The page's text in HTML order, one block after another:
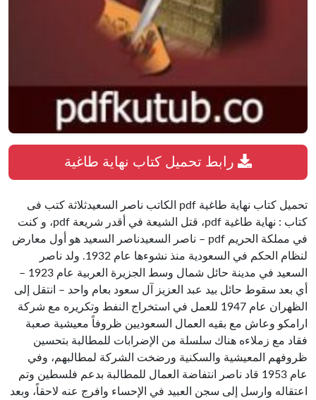
تحميل كتاب نهاية طاغية pdf الكاتب ناصر السعيدثلاثة كتب فى
كتاب : نهاية طاغية pdf، قتل الشيعة في أقدر شريعة pdf، و كنت
في مملكة الحريم pdf – ناصر السعيدناصر السعيد هو أول معارض
لنظام الحكم في السعودية منذ نشوءها عام 1932. ولد ناصر
السعيد في مدينة حائل شمال وسط الجزيرة العربية عام 1923 –
أي بعد سقوط حائل بيد عبد العزيز آل سعود بعام واحد – انتقل إلى
الظهران عام 1947 للعمل في استخراج النفط وتكريره مع شركة
ارامكو وعاش مع بقيه العمال السعوديين ظروفاً معيشية صعبة
فقاد مع زملاءه هناك سلسلة من الإضرابات للمطالبة بتحسين
ظروفهم المعيشية والسكنية ورضخت الشركة لمطالبهم، وفي
عام 1953 قاد ناصر انتفاضة العمال للمطالبة بدعم فلسطين وتم
اعتقاله وارسل إلى سجن العبيد في الإحساء وافرج عنه لاحقاً، وبعد